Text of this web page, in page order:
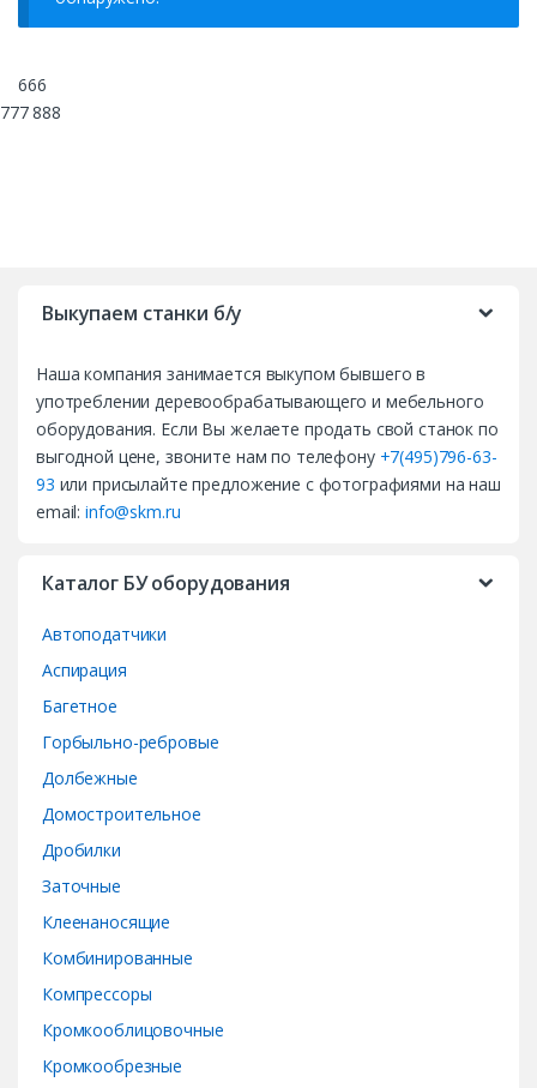
666
777 888
Выкупаем станки б/у
Наша компания занимается выкупом бывшего в
употреблении деревообрабатывающего и мебельного
оборудования. Если Вы желаете продать свой станок по
выгодной цене, звоните нам по телефону +7(495)796-63-
93 или присылайте предложение с фотографиями на наш
email:info@skm.ru
Каталог БУ оборудования
Автоподатчики
Аспирация
Багетное
Горбыльно-ребровые
Долбежные
Домостроительное
Дробилки
Заточные
Клеенаносящие
Комбинированные
Компрессоры
Кромкооблицовочные
Кромкообрезные